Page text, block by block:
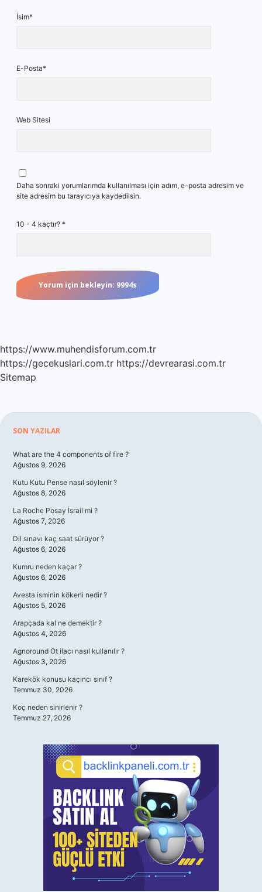
İsim*
E-Posta*
Web Sitesi
Daha sonraki yorumlarımda kullanılması için adım, e-posta adresim ve
site adresim bu tarayıcıya kaydedilsin.
10 - 4 kaçtır? *
https://www.muhendisforum.com.tr
https://gecekuslari.com.tr https://devrearasi.com.tr
Sitemap
Sidebar
SON YAZILAR
What are the 4 components of fire ?
Ağustos 9, 2026
Kutu Kutu Pense nasıl söylenir ?
Ağustos 8, 2026
La Roche Posay İsrail mi ?
Ağustos 7, 2026
Dil sınavı kaç saat sürüyor ?
Ağustos 6, 2026
Kumru neden kaçar ?
Ağustos 6, 2026
Avesta isminin kökeni nedir ?
Ağustos 5, 2026
Arapçada kal ne demektir ?
Ağustos 4, 2026
Agnoround Ot ilacı nasıl kullanılır ?
Ağustos 3, 2026
Karekök konusu kaçıncı sınıf ?
Temmuz 30, 2026
Koç neden sinirlenir ?
Temmuz 27, 2026